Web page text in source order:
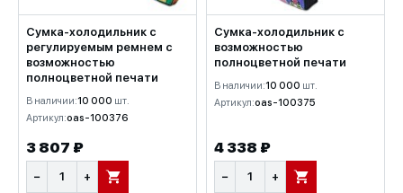
Сумка-холодильник с
регулируемым ремнем с
возможностью
полноцветной печати
В наличии:10 000 шт.
Артикул:oas-100376
3 807 ₽
− + В КОРЗИНУ
Сумка-холодильник с
возможностью
полноцветной печати
В наличии:10 000 шт.
Артикул:oas-100375
4 338 ₽
− + В КОРЗИНУ